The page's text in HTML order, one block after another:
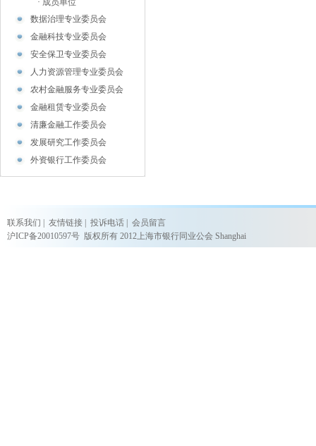
· 成员单位
数据治理专业委员会
金融科技专业委员会
安全保卫专业委员会
人力资源管理专业委员会
农村金融服务专业委员会
金融租赁专业委员会
清廉金融工作委员会
发展研究工作委员会
外资银行工作委员会
联系我们 友情链接 投诉电话
会员留言
沪ICP备20010597号 版权所有 2012上海市银行同业公会 Shanghai